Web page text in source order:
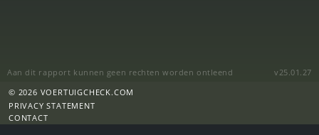
Aan dit rapport kunnen geen rechten worden ontleend
v25.01.27
© 2026 VOERTUIGCHECK.COM
PRIVACY STATEMENT
CONTACT